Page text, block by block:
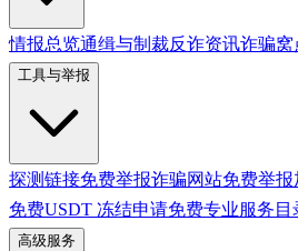
情报总览通缉与制裁反诈资讯诈骗窝
工具与举报
探测链接免费举报诈骗网站免费举报
免费USDT 冻结申请免费专业服务目
高级服务